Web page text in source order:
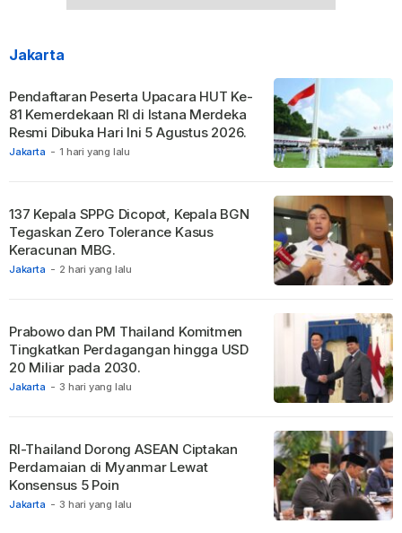
Jakarta
Jakarta - 1 hari yang lalu
Pendaftaran Peserta Upacara HUT Ke-
81 Kemerdekaan RI di Istana Merdeka
Resmi Dibuka Hari Ini 5 Agustus 2026.
Jakarta - 2 hari yang lalu
137 Kepala SPPG Dicopot, Kepala BGN
Tegaskan Zero Tolerance Kasus
Keracunan MBG.
Jakarta - 3 hari yang lalu
Prabowo dan PM Thailand Komitmen
Tingkatkan Perdagangan hingga USD
20 Miliar pada 2030.
Jakarta - 3 hari yang lalu
RI-Thailand Dorong ASEAN Ciptakan
Perdamaian di Myanmar Lewat
Konsensus 5 Poin